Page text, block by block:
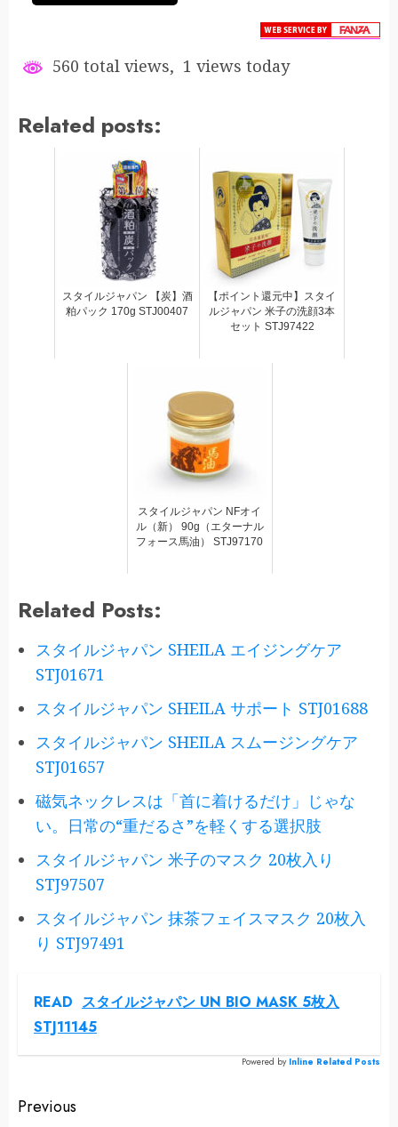
560 total views, 1 views today
Related posts:
スタイルジャパン 【炭】酒
粕パック 170g STJ00407
【ポイント還元中】スタイ
ルジャパン 米子の洗顔3本
セット STJ97422
スタイルジャパン NFオイ
ル（新） 90g（エターナル
フォース馬油） STJ97170
Related Posts:
スタイルジャパン SHEILA エイジングケア
STJ01671
スタイルジャパン SHEILA サポート STJ01688
スタイルジャパン SHEILA スムージングケア
STJ01657
磁気ネックレスは「首に着けるだけ」じゃな
い。日常の“重だるさ”を軽くする選択肢
スタイルジャパン 米子のマスク 20枚入り
STJ97507
スタイルジャパン 抹茶フェイスマスク 20枚入
り STJ97491
READ スタイルジャパン UN BIO MASK 5枚入
STJ11145
Powered by Inline Related Posts
Continue
Previous